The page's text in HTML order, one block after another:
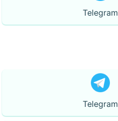
Telegram
Telegram